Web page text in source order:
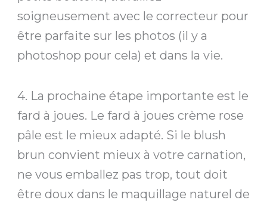
soigneusement avec le correcteur pour
être parfaite sur les photos (il y a
photoshop pour cela) et dans la vie.
4. La prochaine étape importante est le
fard à joues. Le fard à joues crème rose
pâle est le mieux adapté. Si le blush
brun convient mieux à votre carnation,
ne vous emballez pas trop, tout doit
être doux dans le maquillage naturel de